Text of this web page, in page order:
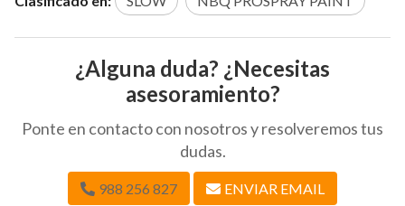
¿Alguna duda? ¿Necesitas
asesoramiento?
Ponte en contacto con nosotros y resolveremos tus
dudas.
988 256 827 ENVIAR EMAIL